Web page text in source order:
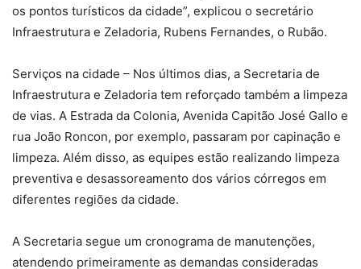
os pontos turísticos da cidade”, explicou o secretário
Infraestrutura e Zeladoria, Rubens Fernandes, o Rubão.
Serviços na cidade – Nos últimos dias, a Secretaria de
Infraestrutura e Zeladoria tem reforçado também a limpeza
de vias. A Estrada da Colonia, Avenida Capitão José Gallo e
rua João Roncon, por exemplo, passaram por capinação e
limpeza. Além disso, as equipes estão realizando limpeza
preventiva e desassoreamento dos vários córregos em
diferentes regiões da cidade.
A Secretaria segue um cronograma de manutenções,
atendendo primeiramente as demandas consideradas